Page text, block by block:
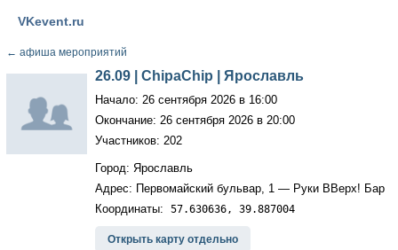
VKevent.ru
← афиша мероприятий
26.09 | ChipaChip | Ярославль
Начало: 26 сентября 2026 в 16:00
Окончание: 26 сентября 2026 в 20:00
Участников: 202
Город: Ярославль
Адрес: Первомайский бульвар, 1 — Руки ВВерх! Бар
Координаты: 57.630636, 39.887004
Открыть карту отдельно